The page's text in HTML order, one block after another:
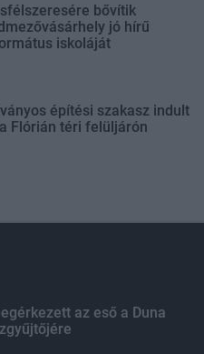
bővítik
jó hírű
iskoláját
építési szakasz indult
Flórián téri felüljárón
az eső a Duna